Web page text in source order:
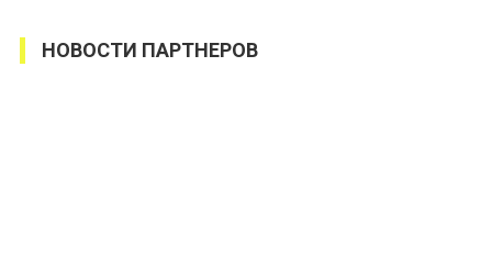
НОВОСТИ ПАРТНЕРОВ